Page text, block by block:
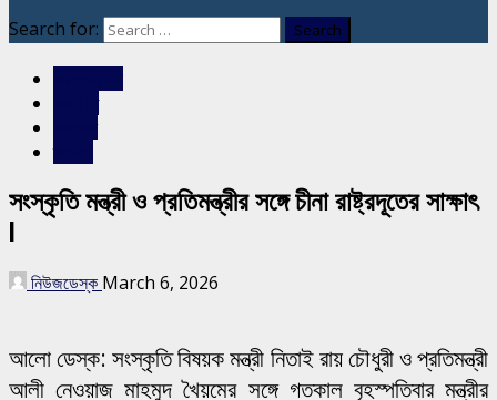
Search for:
সংস্কৃতি মন্ত্রী ও প্রতিমন্ত্রীর সঙ্গে চীনা রাষ্ট্রদূতের সাক্ষাৎ
নিউজডেস্ক March 6, 2026
আলো ডেস্ক: সংস্কৃতি বিষয়ক মন্ত্রী নিতাই রায় চৌধুরী ও প্রতিমন্ত্রী
আলী নেওয়াজ মাহমুদ খৈয়মের সঙ্গে গতকাল বৃহস্পতিবার মন্ত্রীর